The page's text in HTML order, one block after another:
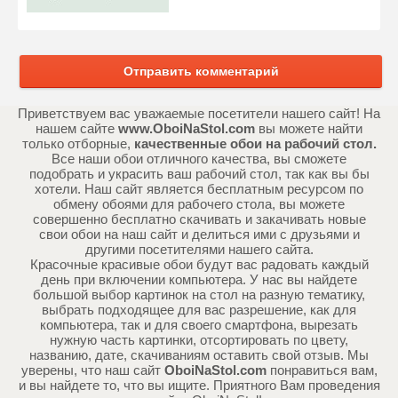
Отправить комментарий
Приветствуем вас уважаемые посетители нашего сайт! На
нашем сайте www.OboiNaStol.com вы можете найти
только отборные, качественные обои на рабочий стол.
Все наши обои отличного качества, вы сможете
подобрать и украсить ваш рабочий стол, так как вы бы
хотели. Наш сайт является бесплатным ресурсом по
обмену обоями для рабочего стола, вы можете
совершенно бесплатно скачивать и закачивать новые
свои обои на наш сайт и делиться ими с друзьями и
другими посетителями нашего сайта.
Красочные красивые обои будут вас радовать каждый
день при включении компьютера. У нас вы найдете
большой выбор картинок на стол на разную тематику,
выбрать подходящее для вас разрешение, как для
компьютера, так и для своего смартфона, вырезать
нужную часть картинки, отсортировать по цвету,
названию, дате, скачиваниям оставить свой отзыв. Мы
уверены, что наш сайт OboiNaStol.comпонравиться вам,
и вы найдете то, что вы ищите. Приятного Вам проведения